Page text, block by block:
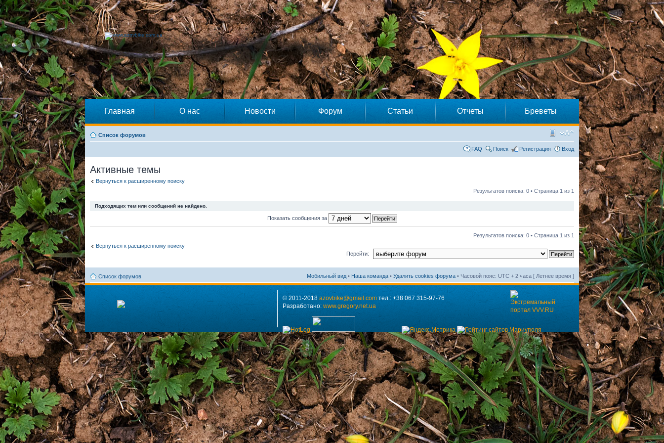
Главная О нас Новости Форум Статьи Отчеты Бреветы
Список форумов
FAQ Поиск Регистрация Вход
Активные темы
Вернуться к расширенному поиску
Результатов поиска: 0 • Страница 1 из 1
Подходящих тем или сообщений не найдено.
Показать сообщения за
Результатов поиска: 0 • Страница 1 из 1
Вернуться к расширенному поиску
Перейти:
Список форумов Мобильный вид • Наша команда • Удалить cookies форума • Часовой пояс: UTC + 2 часа [ Летнее время ]
© 2011-2018 azovbike@gmail.com тел.: +38 067 315-97-76
Разработано: www.gregory.net.ua